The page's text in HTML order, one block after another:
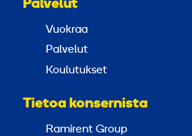
Palvelut
Vuokraa
Palvelut
Koulutukset
Tietoa konsernista
Ramirent Group